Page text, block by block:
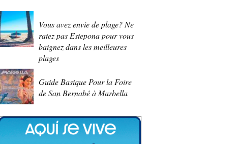
Vous avez envie de plage? Ne
ratez pas Estepona pour vous
baignez dans les meilleures
plages
Guide Basique Pour la Foire
de San Bernabé à Marbella